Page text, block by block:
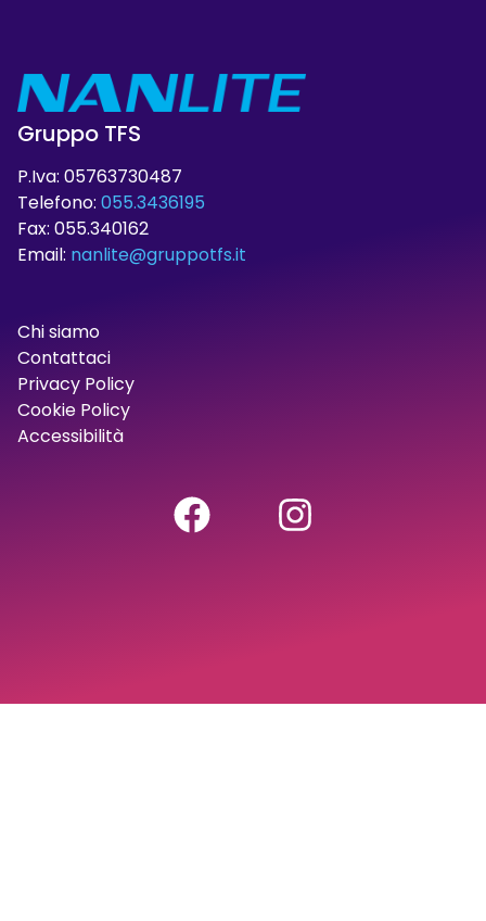
Gruppo TFS
P.Iva: 05763730487
Telefono: 055.3436195
Fax: 055.340162
Email: nanlite@gruppotfs.it
Chi siamo
Contattaci
Privacy Policy
Cookie Policy
Accessibilità